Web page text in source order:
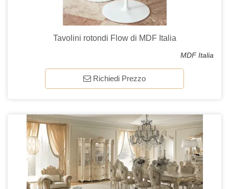
Tavolini rotondi Flow di MDF Italia
MDF Italia
Richiedi Prezzo